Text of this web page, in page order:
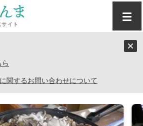
に関するお問い合わせについて
けセンター